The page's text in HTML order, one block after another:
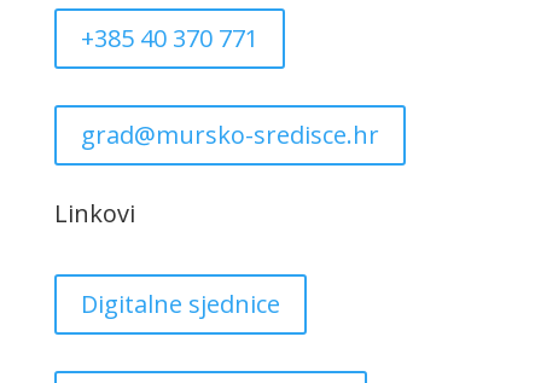
+385 40 370 771
grad@mursko-sredisce.hr
Linkovi
Digitalne sjednice